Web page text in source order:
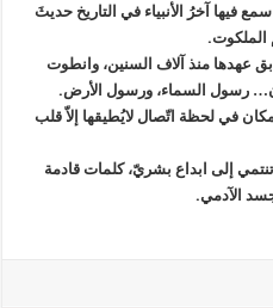
آخرُ الأنبياء في التاريخ حديثَ
الملكوت.
عهدها منذ آلاف السنين، وانطوت
رسول السماء، ورسول الأرض.
في لحظة اتّصال لايُطيقها إلاّ قلب
إلى ابداع بشريّ، كلمات قادمة
الآدمي.